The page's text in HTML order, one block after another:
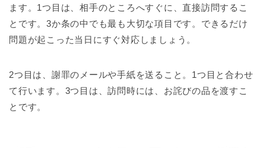
ます。1つ目は、相手のところへすぐに、直接訪問するこ
とです。3か条の中でも最も大切な項目です。できるだけ
問題が起こった当日にすぐ対応しましょう。
2つ目は、謝罪のメールや手紙を送ること。1つ目と合わせ
て行います。3つ目は、訪問時には、お詫びの品を渡すこ
とです。